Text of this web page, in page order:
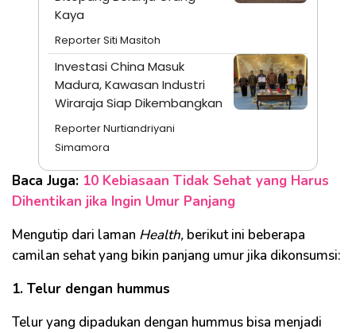
Kaya
Reporter Siti Masitoh
Investasi China Masuk
Madura, Kawasan Industri
Wiraraja Siap Dikembangkan
Reporter Nurtiandriyani
Simamora
Baca Juga: 10 Kebiasaan Tidak Sehat yang Harus
Dihentikan jika Ingin Umur Panjang
Mengutip dari laman Health, berikut ini beberapa
camilan sehat yang bikin panjang umur jika dikonsumsi:
1. Telur dengan hummus
Telur yang dipadukan dengan hummus bisa menjadi